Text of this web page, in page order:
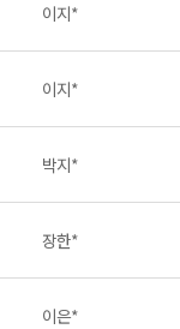
이지*
이지*
박지*
장한*
이은*